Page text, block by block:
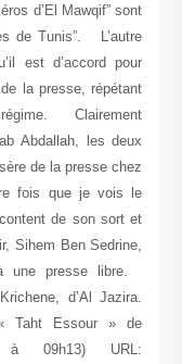
d’El Mawqif” sont
de Tunis”. L’autre
est d’accord pour
la presse, répétant
régime. Clairement
Abdallah, les deux
de la presse chez
fois que je vois le
de son sort et
Sihem Ben Sedrine,
une presse libre.
d’Al Jazira.
Taht Essour » de
09h13)
URL: